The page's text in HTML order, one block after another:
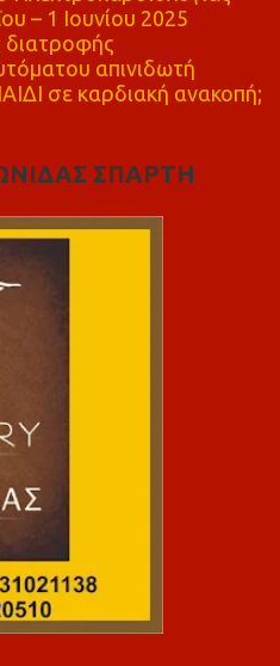
– 1 Ιουνίου 2025
διατροφής
απινιδωτή
σε καρδιακή ανακοπή;
ΣΠΑΡΤΗ